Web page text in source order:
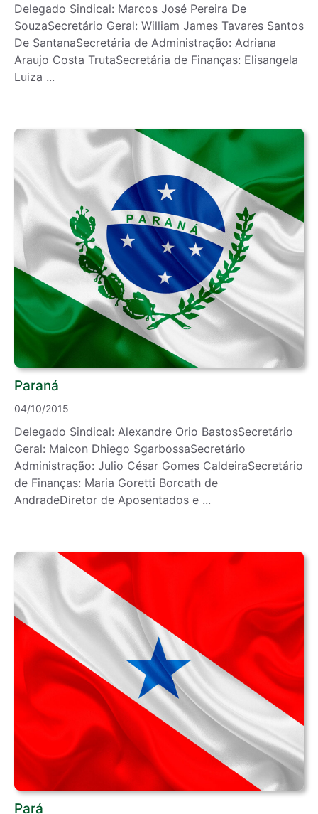
Delegado Sindical: Marcos José Pereira De
SouzaSecretário Geral: William James Tavares Santos
De SantanaSecretária de Administração: Adriana
Araujo Costa TrutaSecretária de Finanças: Elisangela
Luiza ...
Paraná
04/10/2015
Delegado Sindical: Alexandre Orio BastosSecretário
Geral: Maicon Dhiego SgarbossaSecretário
Administração: Julio César Gomes CaldeiraSecretário
de Finanças: Maria Goretti Borcath de
AndradeDiretor de Aposentados e ...
Pará